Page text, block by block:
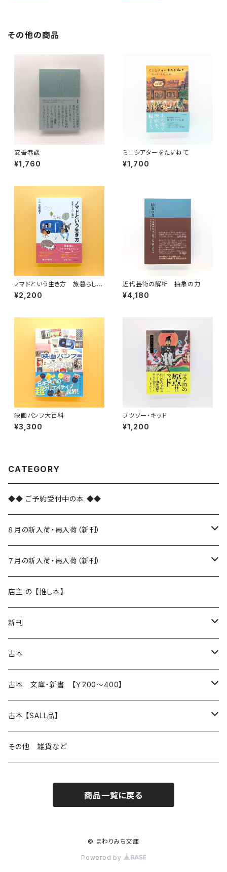
その他の商品
安吾巷談
¥1,760
ミニシアターをたずねて
¥1,700
ノマドという生き方 旅暮らしの
人類学（教養みらい選書 10）
¥2,200
近代芸術の解析 抽象の力
¥4,180
映画パンフ大百科
¥3,300
ブツゾー・キッド
¥1,200
CATEGORY
◆◆ ご予約受付中の本 ◆◆
８月の新入荷・再入荷（新刊）
新入荷
再入荷
７月の新入荷・再入荷（新刊）
新入荷
再入荷
店主 の 【推し本】
新刊
本 の あれこれ
読書のこと
本屋のこと
文芸
近代小説 エッセイ 戯曲（日本人作家）
現代小説 エッセイ 戯曲（日本人作家）
現代小説 エッセイ 戯曲（外国人作家）
日々 の できこと
日常の 風景 群像
生き方 ライフスタイル
人生 生き方 について考える
食べ物 料理
古本
本 の あれこれ
読書のこと
本屋のこと
日本文学
小説 エッセイ 戯曲（日本人作家）
海外文学
詩（外国人作家）
ファンタジー SF 幻想文学（外国人作家）
日常の 風景 群像
生き方 ライフスタイル
趣味 ファッション 生活用品 雑貨
古本 文庫・新書 【￥200～400】
日本文学
小説 エッセイ 戯曲
海外文学
古本 【SALL品】
20％OFF
その他 雑貨など
商品一覧に戻る
© まわりみち文庫
Powered by